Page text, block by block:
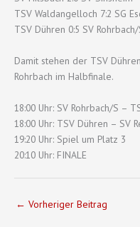
TSV Waldangelloch 7:2 SG
TSV Dühren 0:5 SV Rohrbach/
Damit stehen der TSV
Rohrbach im Halbfinale.
18:00 Uhr: SV Rohrbach/S –
18:00 Uhr: TSV Dühren – SV
19:20 Uhr: Spiel um Platz 3
20:10 Uhr: FINALE
← Vorheriger Beitrag